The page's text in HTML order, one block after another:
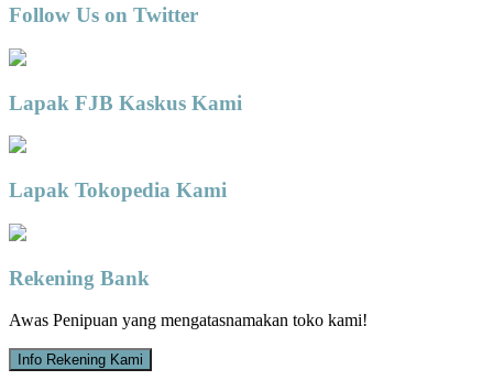
Follow Us on Twitter
Lapak FJB Kaskus Kami
Lapak Tokopedia Kami
Rekening Bank
Awas Penipuan yang mengatasnamakan toko kami!
Info Rekening Kami